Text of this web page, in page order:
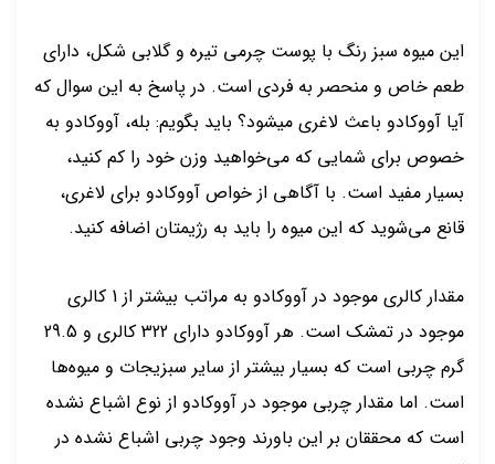
این میوه سبز رنگ با پوست چرمی تیره و گلابی شکل، دارای
طعم خاص و منحصر به فردی است. در پاسخ به این سوال که
آیا آووکادو باعث لاغری میشود؟ باید بگویم: بله، آووکادو به
خصوص برای شمایی که می‌خواهید وزن خود را کم کنید،
بسیار مفید است. با آگاهی از خواص آووکادو برای لاغری،
قانع می‌شوید که این میوه را باید به رژیمتان اضافه کنید.
مقدار کالری موجود در آووکادو به مراتب بیشتر از 1 کالری
موجود در تمشک است. هر آووکادو دارای 322 کالری و 29.5
گرم چربی است که بسیار بیشتر از سایر سبزیجات و میوه‌ها
است. اما مقدار چربی موجود در آووکادو از نوع اشباع نشده
است که محققان بر این باورند وجود چربی اشباع نشده در